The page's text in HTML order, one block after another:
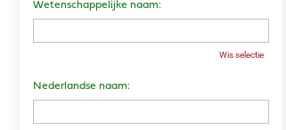
Wetenschappelijke naam:
Wis selectie
Nederlandse naam: